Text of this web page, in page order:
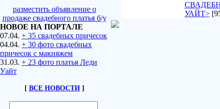
разместить объявление о
продаже свадебного платья б/у
НОВОЕ НА ПОРТАЛЕ
07.04. + 35 свадебных причесок
04.04. + 30 фото свадебных
причесок с макияжем
31.03. + 23 фото платья Леди
Уайт
[ ВСЕ НОВОСТИ]
УАЙТ>